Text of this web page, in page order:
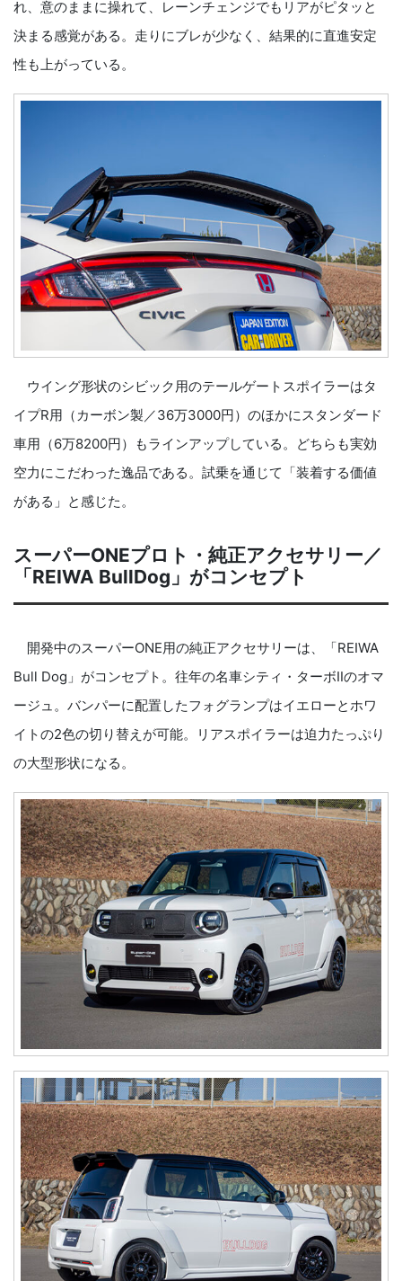
れ、意のままに操れて、レーンチェンジでもリアがピタッと
決まる感覚がある。走りにブレが少なく、結果的に直進安定
性も上がっている。
ウイング形状のシビック用のテールゲートスポイラーはタ
イプR用（カーボン製／36万3000円）のほかにスタンダード
車用（6万8200円）もラインアップしている。どちらも実効
空力にこだわった逸品である。試乗を通じて「装着する価値
がある」と感じた。
スーパーONEプロト・純正アクセサリー／
「REIWA BullDog」がコンセプト
開発中のスーパーONE用の純正アクセサリーは、「REIWA
Bull Dog」がコンセプト。往年の名車シティ・ターボⅡのオマ
ージュ。バンパーに配置したフォグランプはイエローとホワ
イトの2色の切り替えが可能。リアスポイラーは迫力たっぷり
の大型形状になる。